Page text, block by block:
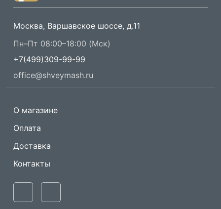
Москва, Варшавское шоссе, д.11
Пн–Пт 08:00–18:00 (Мск)
+7(499)309-99-99
office@shveymash.ru
О магазине
Оплата
Доставка
Контакты